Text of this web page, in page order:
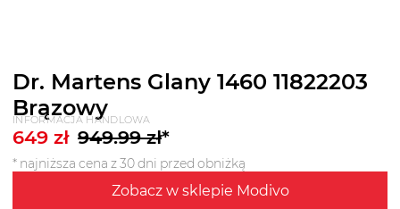
Dr. Martens Glany 1460 11822203
Brązowy
INFORMACJA HANDLOWA
649 zł 949.99zł*
* najniższa cena z 30 dni przed obniżką
Zobacz w sklepie Modivo